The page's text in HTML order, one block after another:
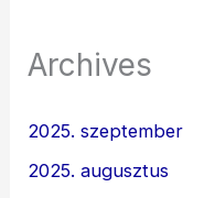
Archives
2025. szeptember
2025. augusztus